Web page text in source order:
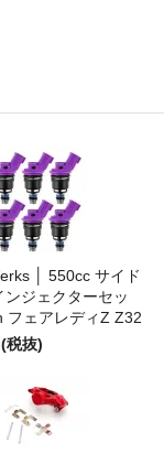
│ 550cc サイド
ンジェクターセッ
フェアレディZ Z32
税抜)